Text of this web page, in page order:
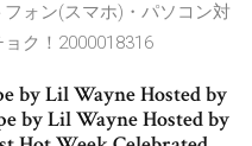
ォン(スマホ)・パソコン対
ク！2000018316
by Lil Wayne Hosted by
by Lil Wayne Hosted by